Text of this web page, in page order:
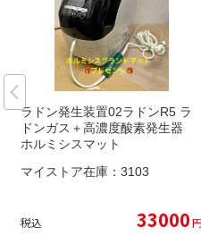
ラドン発生装置02ラドンR5 ラ
ドンガス＋高濃度酸素発生器
ホルミシスマット
マイストア在庫： 3103
税込 33000